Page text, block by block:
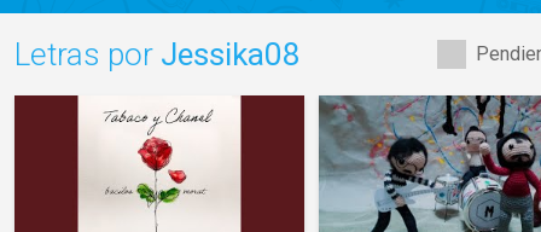
Letras por Jessika08